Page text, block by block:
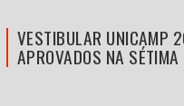
VESTIBULAR UNICAMP
APROVADOS NA